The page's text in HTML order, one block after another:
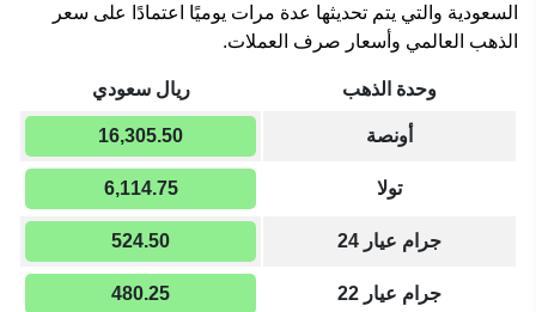
السعودية والتي يتم تحديثها عدة مرات يوميًا اعتمادًا على سعر
الذهب العالمي وأسعار صرف العملات.
وحدة الذهب ريال سعودي
أونصة 16,305.50
تولا 6,114.75
جرام عيار 24 524.50
جرام عيار 22 480.25